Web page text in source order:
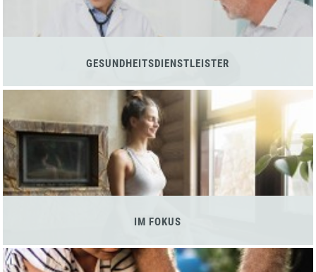
GESUNDHEITSDIENSTLEISTER
IM FOKUS